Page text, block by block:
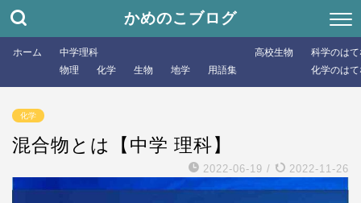
かめのこブログ
ホーム
中学理科
物理
化学 生物 地学 用語集
高校生物
科学のは
化学のは
化学
混合物とは【中学 理科】
2022-06-19 / 2022-11-26